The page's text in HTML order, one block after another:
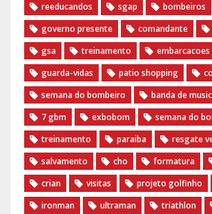
reeducandos
sgap
bombeiros
governo presente
comandante
gsa
treinamento
embarcacoes
guarda-vidas
patio shopping
semana do bombeiro
banda de
7 gbm
exbobom
semana do
treinamento
paraiba
resgate
salvamento
cho formatura
crian
visitas projeto golfinho
ironman
ultraman triathlon